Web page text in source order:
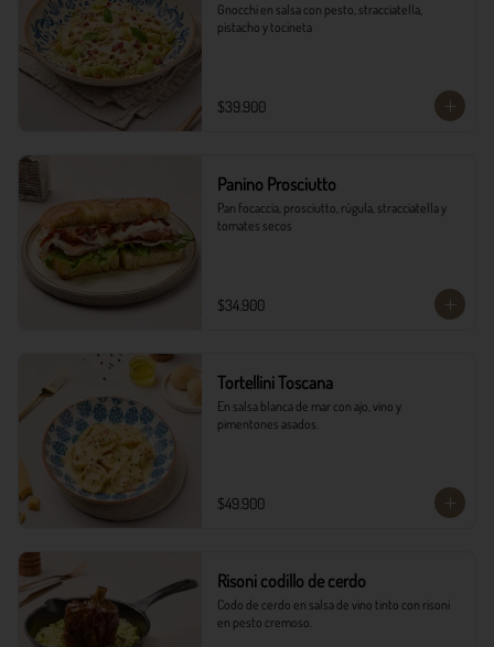
Gnocchi en salsa con pesto, stracciatella,
pistacho y tocineta
$39.900
Panino Prosciutto
Pan focaccia, prosciutto, rúgula, stracciatella y
tomates secos
$34.900
Tortellini Toscana
En salsa blanca de mar con ajo, vino y
pimentones asados.
$49.900
Risoni codillo de cerdo
Codo de cerdo en salsa de vino tinto con risoni
en pesto cremoso.​